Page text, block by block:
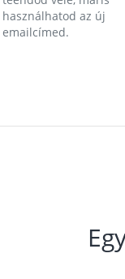
használhatod az új
emailcímed.